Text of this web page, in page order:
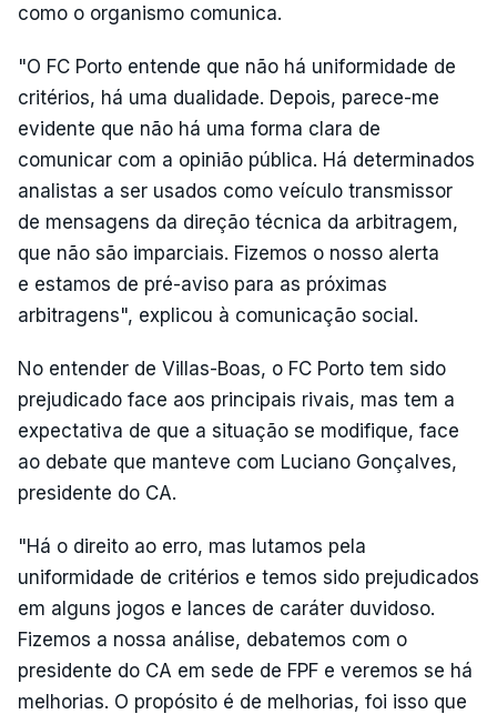
como o organismo comunica.
"O FC Porto entende que não há uniformidade de
critérios, há uma dualidade. Depois, parece-me
evidente que não há uma forma clara de
comunicar com a opinião pública. Há determinados
analistas a ser usados como veículo transmissor
de mensagens da direção técnica da arbitragem,
que não são imparciais. Fizemos o nosso alerta
e estamos de pré-aviso para as próximas
arbitragens", explicou à comunicação social.
No entender de Villas-Boas, o FC Porto tem sido
prejudicado face aos principais rivais, mas tem a
expectativa de que a situação se modifique, face
ao debate que manteve com Luciano Gonçalves,
presidente do CA.
"Há o direito ao erro, mas lutamos pela
uniformidade de critérios e temos sido prejudicados
em alguns jogos e lances de caráter duvidoso.
Fizemos a nossa análise, debatemos com o
presidente do CA em sede de FPF e veremos se há
melhorias. O propósito é de melhorias, foi isso que